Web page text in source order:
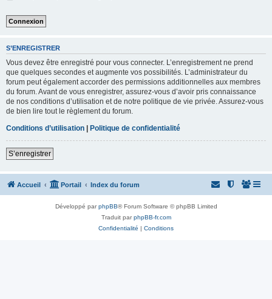
S’ENREGISTRER
Vous devez être enregistré pour vous connecter. L’enregistrement ne prend
que quelques secondes et augmente vos possibilités. L’administrateur du
forum peut également accorder des permissions additionnelles aux membres
du forum. Avant de vous enregistrer, assurez-vous d’avoir pris connaissance
de nos conditions d’utilisation et de notre politique de vie privée. Assurez-vous
de bien lire tout le règlement du forum.
Conditions d’utilisation | Politique de confidentialité
S’enregistrer
Accueil Portail Index du forum
Développé parphpBB® Forum Software © phpBB Limited
Traduit parphpBB-fr.com
Confidentialité | Conditions